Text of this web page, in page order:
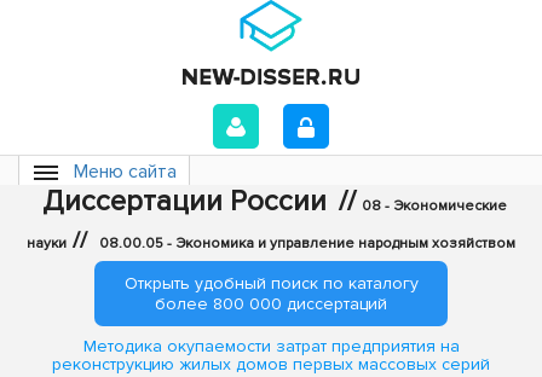
Меню сайта
Диссертации России // 08 - Экономические
науки // 08.00.05 - Экономика и управление народным хозяйством
Открыть удобный поиск по каталогу
более 800 000 диссертаций
Методика окупаемости затрат предприятия на
реконструкцию жилых домов первых массовых серий